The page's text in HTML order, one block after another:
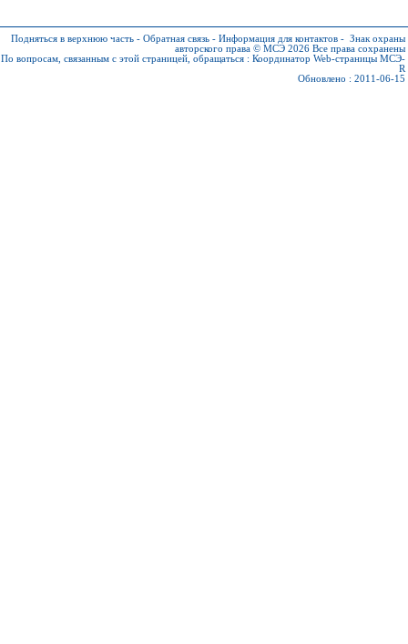
Подняться в верхнюю часть - Обратная связь - Информация для контактов - Знак охраны
авторского права © МСЭ 2026 Все права сохранены
По вопросам, связанным с этой страницей, обращаться : Координатор Web-страницы МСЭ-
R
Обновлено : 2011-06-15